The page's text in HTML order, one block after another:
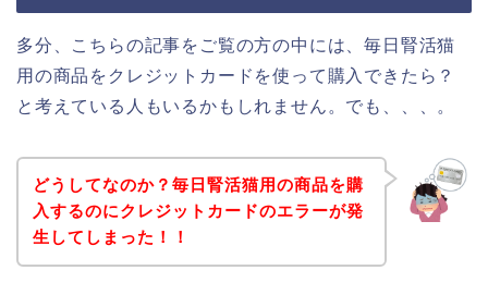
多分、こちらの記事をご覧の方の中には、毎日腎活猫
用の商品をクレジットカードを使って購入できたら？
と考えている人もいるかもしれません。でも、、、。
どうしてなのか？毎日腎活猫用の商品を購
入するのにクレジットカードのエラーが発
生してしまった！！